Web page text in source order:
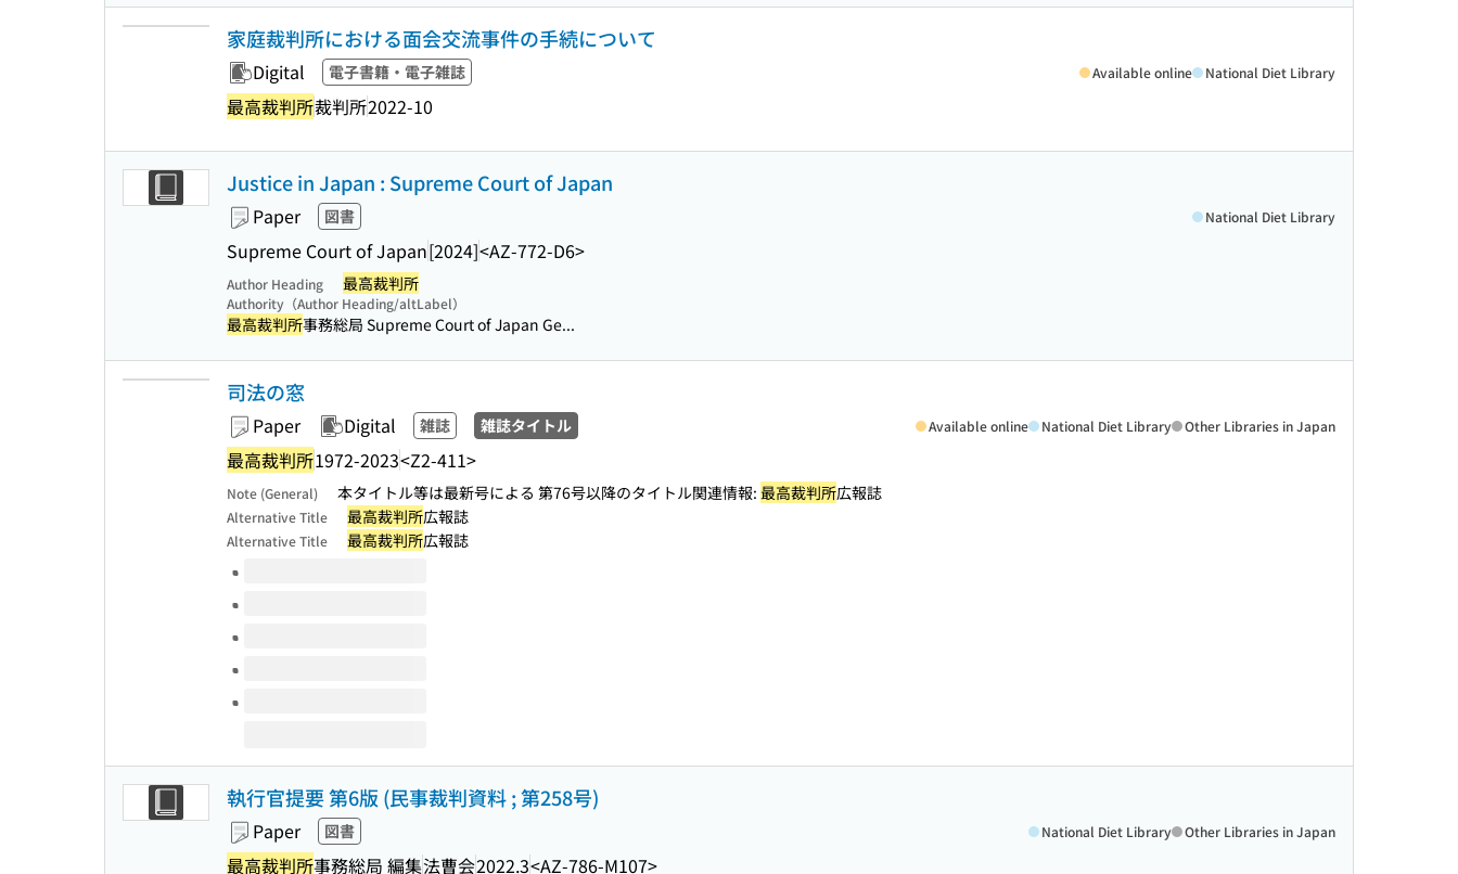
家庭裁判所における面会交流事件の手続について
Digital 電子書籍・電子雑誌
最高裁判所裁判所2022-10
Available online National Diet Library
Justice in Japan : Supreme Court of Japan
Paper 図書
Supreme Court of Japan[2024]<AZ-772-D6>
National Diet Library
Author Heading 最高裁判所
Authority（Author Heading/altLabel）
最高裁判所事務総局 Supreme Court of Japan Ge...
司法の窓
Paper Digital 雑誌 雑誌タイトル
最高裁判所1972-2023<Z2-411>
Available online National Diet Library Other Libraries in Japan
Note (General) 本タイトル等は最新号による 第76号以降のタイトル関連情報: 最高裁判所広報誌
Alternative Title 最高裁判所広報誌
Alternative Title 最高裁判所広報誌
Volumes of this title
執行官提要 第6版 (民事裁判資料 ; 第258号)
Paper 図書
最高裁判所事務総局 編集法曹会2022.3<AZ-786-M107>
National Diet Library Other Libraries in Japan